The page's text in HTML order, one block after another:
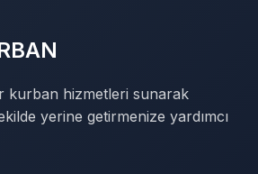
kurban hizmetleri sunarak
yerine getirmenize yardımcı